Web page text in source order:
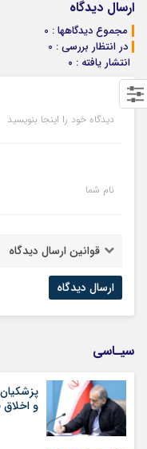
ارسال دیدگاه
مجموع دیدگاهها : 0
در انتظار بررسی : 0
انتشار یافته : ۰
دیدگاه خود را اینجا بنویسید
نام شما
قوانین ارسال دیدگاه
سیـاسی
و اخلاق